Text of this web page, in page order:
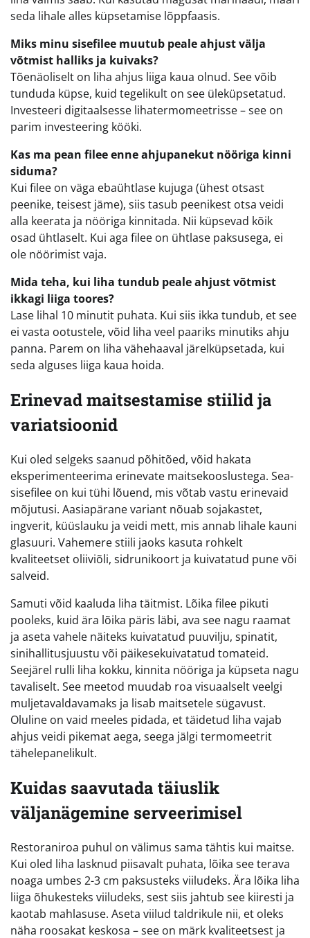
seda lihale alles küpsetamise lõppfaasis.
Miks minu sisefilee muutub peale ahjust välja
võtmist halliks ja kuivaks?
Tõenäoliselt on liha ahjus liiga kaua olnud. See võib
tunduda küpse, kuid tegelikult on see üleküpsetatud.
Investeeri digitaalsesse lihatermomeetrisse – see on
parim investeering kööki.
Kas ma pean filee enne ahjupanekut nööriga kinni
siduma?
Kui filee on väga ebaühtlase kujuga (ühest otsast
peenike, teisest jäme), siis tasub peenikest otsa veidi
alla keerata ja nööriga kinnitada. Nii küpsevad kõik
osad ühtlaselt. Kui aga filee on ühtlase paksusega, ei
ole nöörimist vaja.
Mida teha, kui liha tundub peale ahjust võtmist
ikkagi liiga toores?
Lase lihal 10 minutit puhata. Kui siis ikka tundub, et see
ei vasta ootustele, võid liha veel paariks minutiks ahju
panna. Parem on liha vähehaaval järelküpsetada, kui
seda alguses liiga kaua hoida.
Erinevad maitsestamise stiilid ja
variatsioonid
Kui oled selgeks saanud põhitõed, võid hakata
eksperimenteerima erinevate maitsekooslustega. Sea-
sisefilee on kui tühi lõuend, mis võtab vastu erinevaid
mõjutusi. Aasiapärane variant nõuab sojakastet,
ingverit, küüslauku ja veidi mett, mis annab lihale kauni
glasuuri. Vahemere stiili jaoks kasuta rohkelt
kvaliteetset oliiviõli, sidrunikoort ja kuivatatud pune või
salveid.
Samuti võid kaaluda liha täitmist. Lõika filee pikuti
pooleks, kuid ära lõika päris läbi, ava see nagu raamat
ja aseta vahele näiteks kuivatatud puuvilju, spinatit,
sinihallitusjuustu või päikesekuivatatud tomateid.
Seejärel rulli liha kokku, kinnita nööriga ja küpseta nagu
tavaliselt. See meetod muudab roa visuaalselt veelgi
muljetavaldavamaks ja lisab maitsetele sügavust.
Oluline on vaid meeles pidada, et täidetud liha vajab
ahjus veidi pikemat aega, seega jälgi termomeetrit
tähelepanelikult.
Kuidas saavutada täiuslik
väljanägemine serveerimisel
Restoraniroa puhul on välimus sama tähtis kui maitse.
Kui oled liha lasknud piisavalt puhata, lõika see terava
noaga umbes 2-3 cm paksusteks viiludeks. Ära lõika liha
liiga õhukesteks viiludeks, sest siis jahtub see kiiresti ja
kaotab mahlasuse. Aseta viilud taldrikule nii, et oleks
näha roosakat keskosa – see on märk kvaliteetsest ja